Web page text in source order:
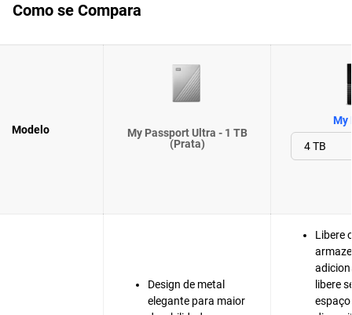
Como se Compara
Modelo
My Passport Ultra - 1 TB
(Prata)
My
Design de metal
elegante para maior
Libere
libere